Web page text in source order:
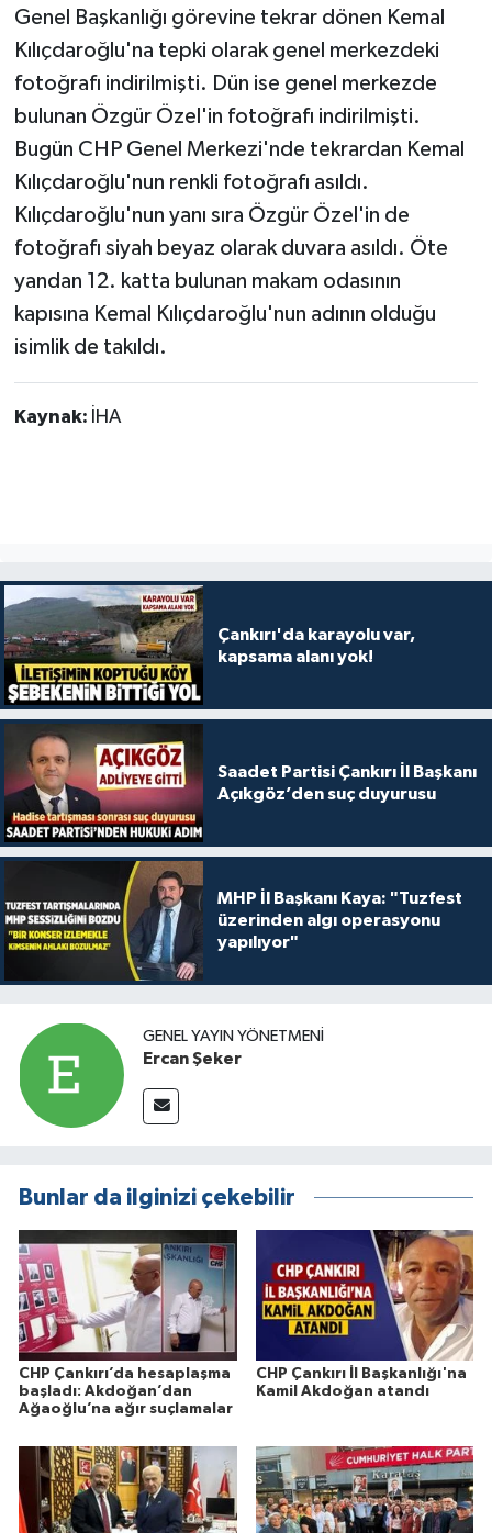
Genel Başkanlığı görevine tekrar dönen Kemal
Kılıçdaroğlu'na tepki olarak genel merkezdeki
fotoğrafı indirilmişti. Dün ise genel merkezde
bulunan Özgür Özel'in fotoğrafı indirilmişti.
Bugün CHP Genel Merkezi'nde tekrardan Kemal
Kılıçdaroğlu'nun renkli fotoğrafı asıldı.
Kılıçdaroğlu'nun yanı sıra Özgür Özel'in de
fotoğrafı siyah beyaz olarak duvara asıldı. Öte
yandan 12. katta bulunan makam odasının
kapısına Kemal Kılıçdaroğlu'nun adının olduğu
isimlik de takıldı.
Kaynak: İHA
Çankırı'da karayolu var,
kapsama alanı yok!
Saadet Partisi Çankırı İl Başkanı
Açıkgöz’den suç duyurusu
MHP İl Başkanı Kaya: "Tuzfest
üzerinden algı operasyonu
yapılıyor"
GENEL YAYIN YÖNETMENI
Ercan Şeker
Bunlar da ilginizi çekebilir
CHP Çankırı’da hesaplaşma
başladı: Akdoğan’dan
Ağaoğlu’na ağır suçlamalar
CHP Çankırı İl Başkanlığı'na
Kamil Akdoğan atandı